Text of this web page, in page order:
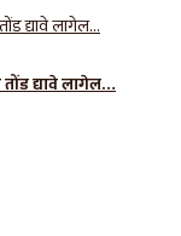
द्यावे लागेल…